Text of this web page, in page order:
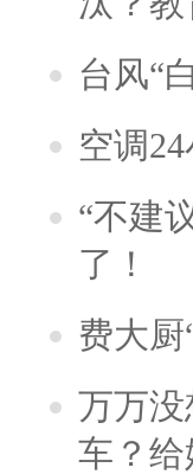
台风“
空调
“不建
了！
费大厨
万万
车？